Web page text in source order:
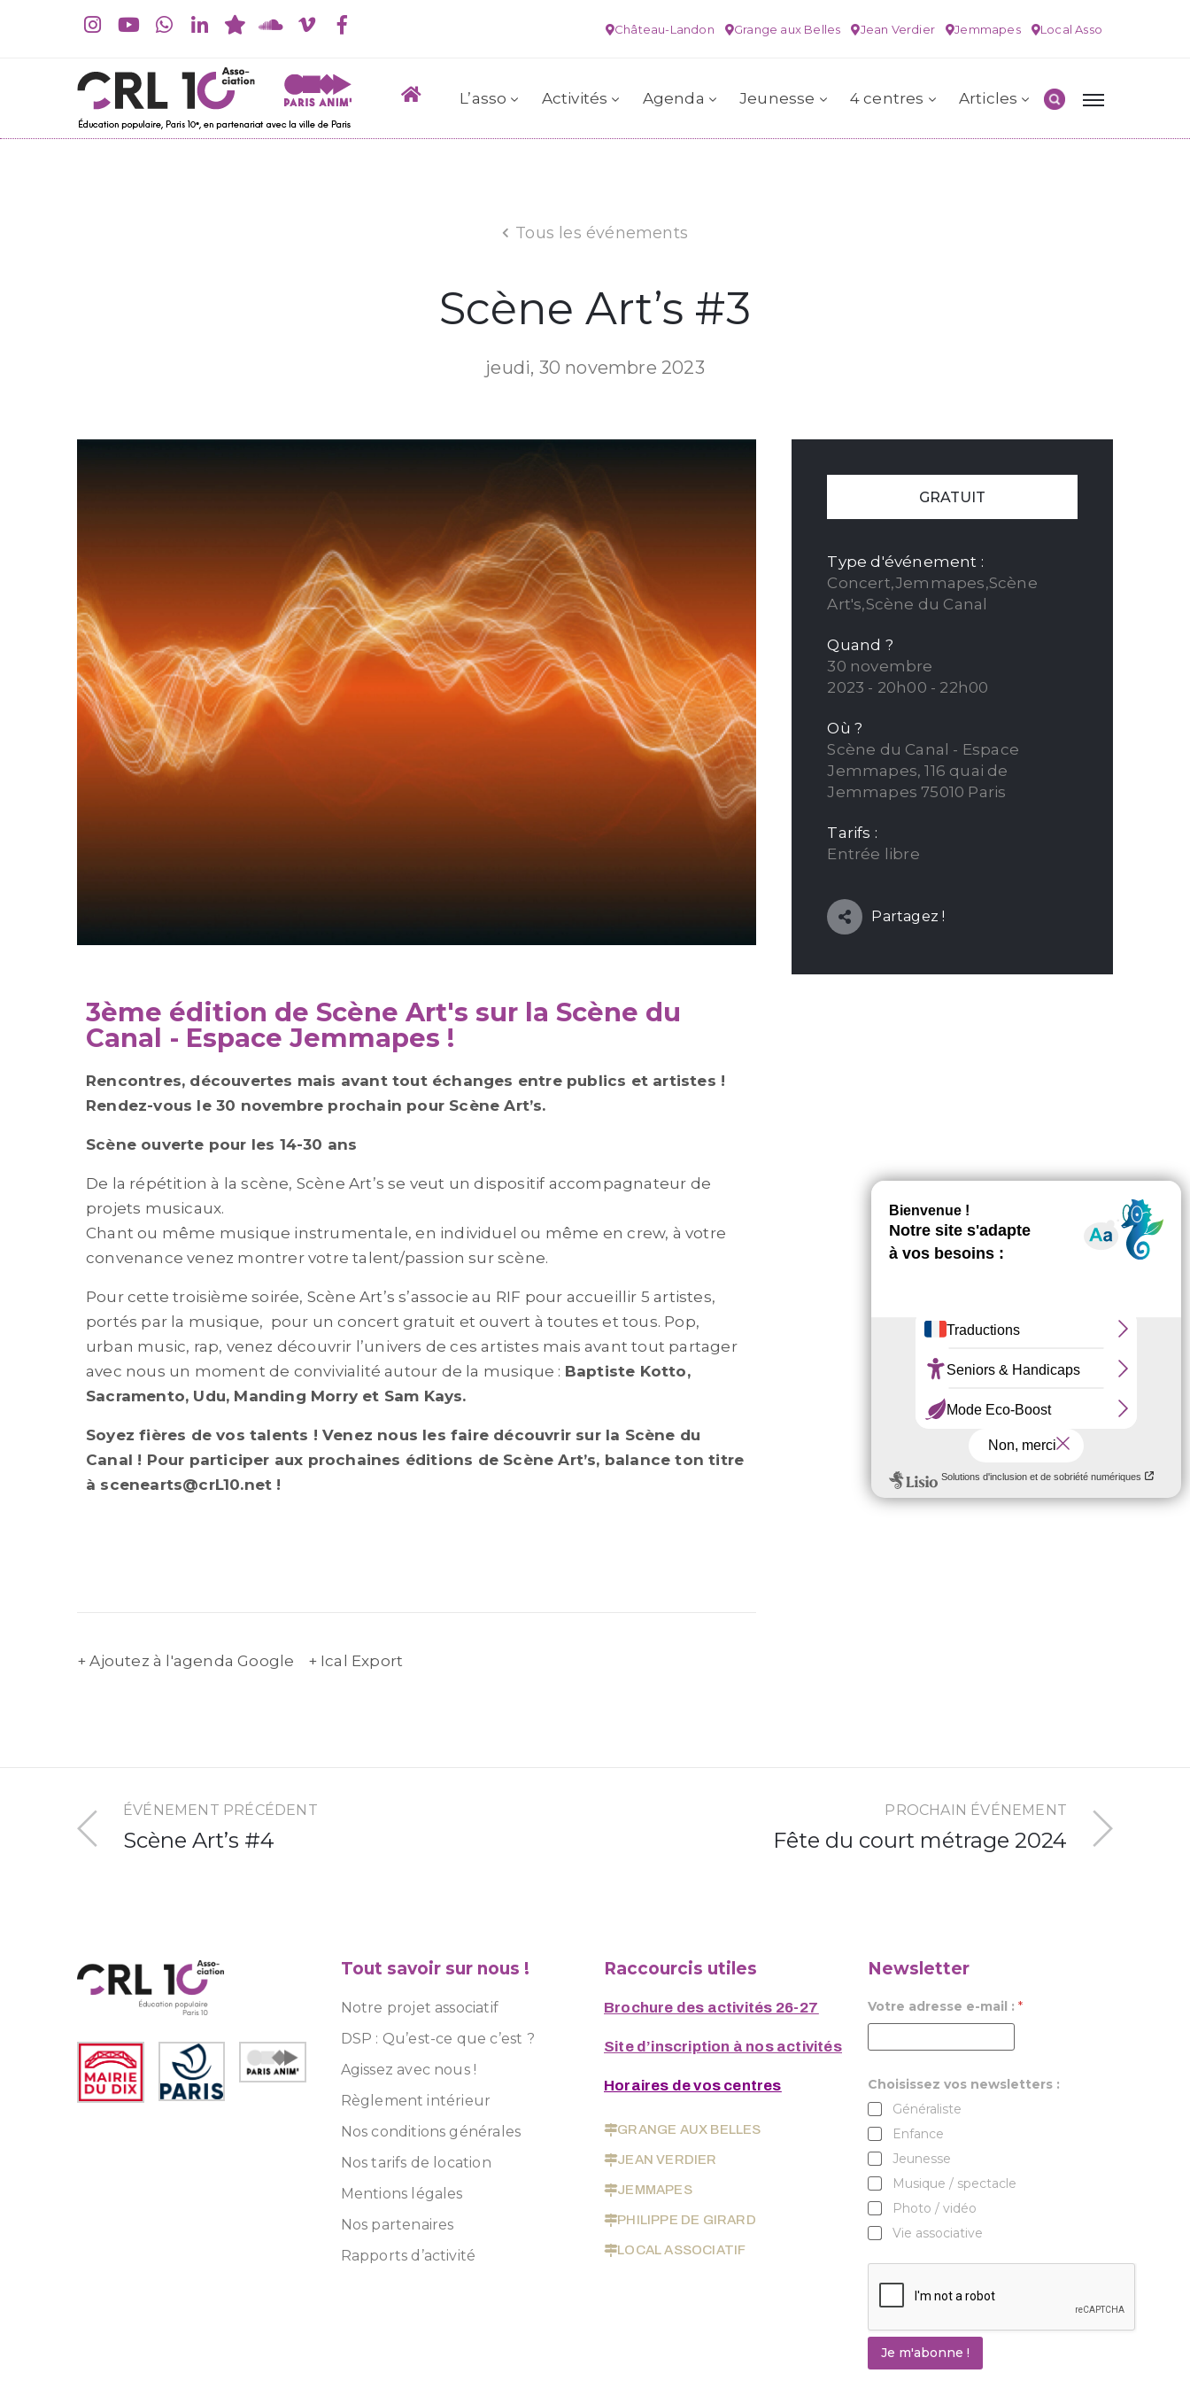
Château-Landon Grange aux Belles Jean Verdier Jemmapes Local Asso
L’asso Activités Agenda Jeunesse 4 centres Articles
Tous les événements
Scène Art’s #3
jeudi, 30 novembre 2023
3ème édition de Scène Art's sur la Scène du
Canal - Espace Jemmapes !
Rencontres, découvertes mais avant tout échanges entre publics et artistes !
Rendez-vous le 30 novembre prochain pour Scène Art’s.
Scène ouverte pour les 14-30 ans
De la répétition à la scène, Scène Art’s se veut un dispositif accompagnateur de
projets musicaux.
Chant ou même musique instrumentale, en individuel ou même en crew, à votre
convenance venez montrer votre talent/passion sur scène.
Pour cette troisième soirée, Scène Art’s s’associe au RIF pour accueillir 5 artistes,
portés par la musique, pour un concert gratuit et ouvert à toutes et tous. Pop,
urban music, rap, venez découvrir l’univers de ces artistes mais avant tout partager
avec nous un moment de convivialité autour de la musique : Baptiste Kotto,
Sacramento, Udu, Manding Morry et Sam Kays.
Soyez fières de vos talents ! Venez nous les faire découvrir sur la Scène du
Canal ! Pour participer aux prochaines éditions de Scène Art’s, balance ton titre
à scenearts@crL10.net !
+ Ajoutez à l'agenda Google + Ical Export
GRATUIT
Type d'événement :
Concert,Jemmapes,Scène
Art's,Scène du Canal
Quand ?
30 novembre
2023 - 20h00 - 22h00
Où ?
Scène du Canal - Espace
Jemmapes, 116 quai de
Jemmapes 75010 Paris
Tarifs :
Entrée libre
Partagez !
ÉVÉNEMENT PRÉCÉDENT
Scène Art’s #4
PROCHAIN ÉVÉNEMENT
Fête du court métrage 2024
Tout savoir sur nous !
Notre projet associatif
DSP : Qu’est-ce que c’est ?
Agissez avec nous !
Règlement intérieur
Nos conditions générales
Nos tarifs de location
Mentions légales
Nos partenaires
Rapports d’activité
Raccourcis utiles
Brochure des activités 26-27
Site d’inscription à nos activités
Horaires de vos centres
GRANGE AUX BELLES
JEAN VERDIER
JEMMAPES
PHILIPPE DE GIRARD
LOCAL ASSOCIATIF
Newsletter
Votre adresse e-mail : *
Choisissez vos newsletters :
Généraliste
Enfance
Jeunesse
Musique / spectacle
Photo / vidéo
Vie associative
Je m'abonne !